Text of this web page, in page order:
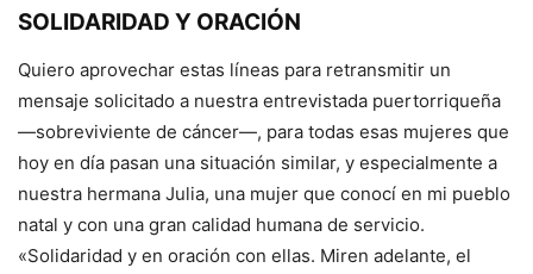
SOLIDARIDAD Y ORACIÓN
Quiero aprovechar estas líneas para retransmitir un
mensaje solicitado a nuestra entrevistada puertorriqueña
—sobreviviente de cáncer—, para todas esas mujeres que
hoy en día pasan una situación similar, y especialmente a
nuestra hermana Julia, una mujer que conocí en mi pueblo
natal y con una gran calidad humana de servicio.
«Solidaridad y en oración con ellas. Miren adelante, el